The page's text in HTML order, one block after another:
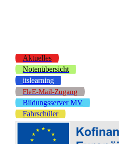
Aktuelles
Notenübersicht
itslearning
FleE-Mail-Zugang
Bildungsserver MV
Fahrschüler